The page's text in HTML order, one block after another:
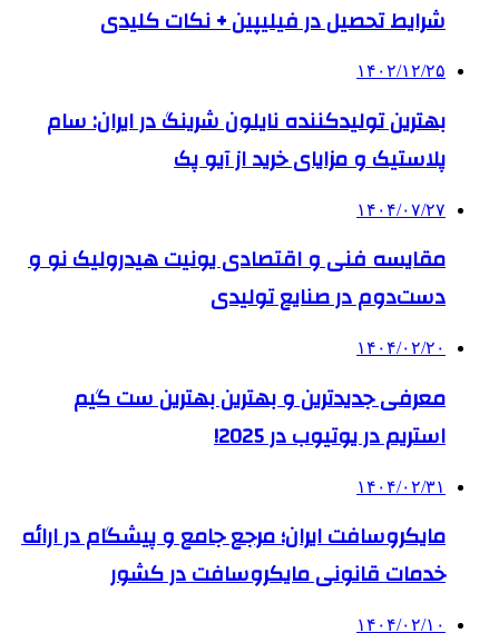
شرایط تحصیل در فیلیپین + نکات کلیدی
۱۴۰۲/۱۲/۲۵
بهترین تولیدکننده نایلون شرینگ در ایران: سام
پلاستیک و مزایای خرید از آیو پک
۱۴۰۴/۰۷/۲۷
مقایسه فنی و اقتصادی یونیت هیدرولیک نو و
دست‌دوم در صنایع تولیدی
۱۴۰۴/۰۲/۲۰
معرفی جدیدترین و بهترین بهترین ست گیم
استریم در یوتیوب در 2025!
۱۴۰۴/۰۲/۳۱
مایکروسافت ایران؛ مرجع جامع و پیشگام در ارائه
خدمات قانونی مایکروسافت در کشور
۱۴۰۴/۰۲/۱۰